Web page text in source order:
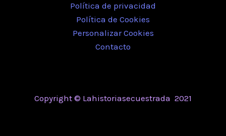
Política de privacidad
Política de Cookies
Personalizar Cookies
Contacto
Copyright © Lahistoriasecuestrada 2021